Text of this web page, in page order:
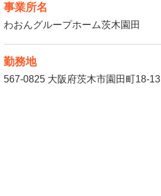
事業所名
わおんグループホーム茨木園田
勤務地
567-0825 大阪府茨木市園田町18-13